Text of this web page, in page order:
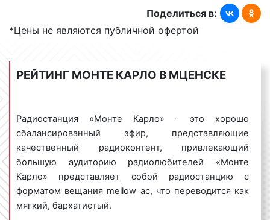
звучат ззарубежные хиты последних десятилетий:
танцевальные pop- и rock- композиции;
музыка, проверенная временем и не одним
В эфир радиостанции «Монте Карло» выходят
лучшие современные танцевальные новинки.
Музыка, звучащая на Радио «Monte Carlo», и ее
информационное наполнение привлекают
внимание большого числа слушателей. Формат
вещания: лёгкая фоновая музыка в стиле lounge, а
также музыкальные композиции от джаза и
Поделиться в:
*Цены не являются публичной офертой
РЕЙТИНГ МОНТЕ КАРЛО В МЦЕНСКЕ
Радиостанция «Монте Карло» - это хорошо
сбалансированный эфир, представляющие
качественный радиоконтент, привлекающий
большую аудиторию радиолюбителей «Монте
Карло» представляет собой радиостанцию с
форматом вещания mellow ac, что переводится как
мягкий, бархатистый.